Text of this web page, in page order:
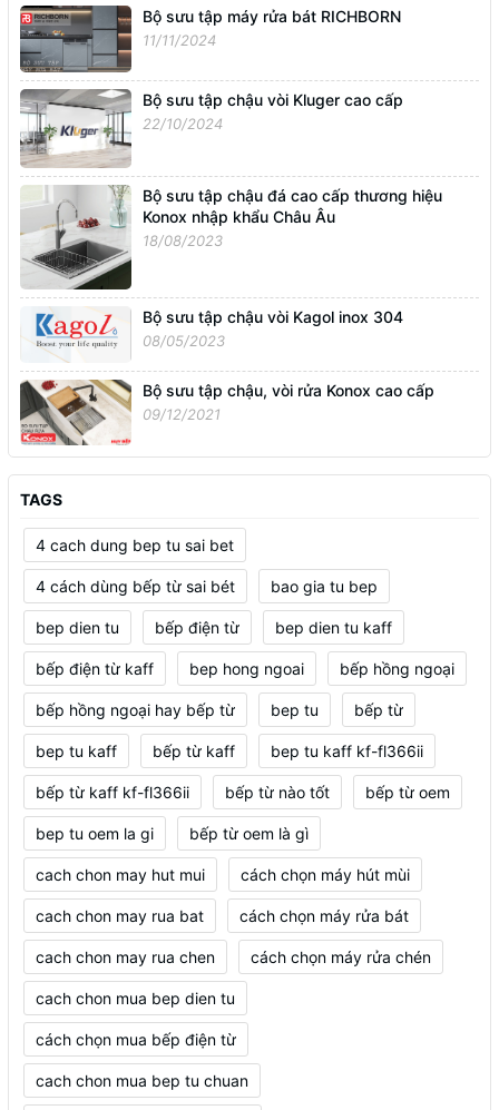
Bộ sưu tập máy rửa bát RICHBORN
11/11/2024
Bộ sưu tập chậu vòi Kluger cao cấp
22/10/2024
Bộ sưu tập chậu đá cao cấp thương hiệu
Konox nhập khẩu Châu Âu
18/08/2023
Bộ sưu tập chậu vòi Kagol inox 304
08/05/2023
Bộ sưu tập chậu, vòi rửa Konox cao cấp
09/12/2021
TAGS
4 cach dung bep tu sai bet
4 cách dùng bếp từ sai bét bao gia tu bep
bep dien tu bếp điện từ bep dien tu kaff
bếp điện từ kaff bep hong ngoai bếp hồng ngoại
bếp hồng ngoại hay bếp từ bep tu bếp từ
bep tu kaff bếp từ kaff bep tu kaff kf-fl366ii
bếp từ kaff kf-fl366ii bếp từ nào tốt bếp từ oem
bep tu oem la gi bếp từ oem là gì
cach chon may hut mui cách chọn máy hút mùi
cach chon may rua bat cách chọn máy rửa bát
cach chon may rua chen cách chọn máy rửa chén
cach chon mua bep dien tu
cách chọn mua bếp điện từ
cach chon mua bep tu chuan